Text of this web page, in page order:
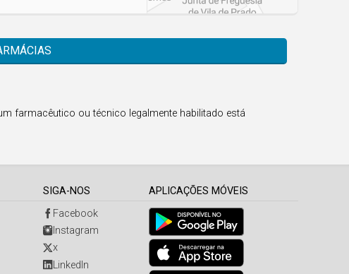
farmacêutico ou técnico legalmente habilitado está
SIGA-NOS
Facebook
Instagram
x
LinkedIn
APLICAÇÕES MÓVEIS